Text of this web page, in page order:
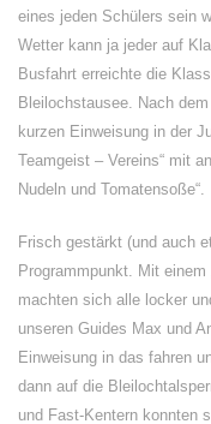
eines jeden Schülers sein
Wetter kann ja jeder auf
Busfahrt erreichte die
Bleilochstausee. Nach
kurzen Einweisung in der
Teamgeist – Vereins“ mit
Nudeln und Tomatensoße“.
Frisch gestärkt (und auch
Programmpunkt. Mit einem
machten sich alle locker
unseren Guides Max und
Einweisung in das fahren
dann auf die
und Fast-Kentern konnten